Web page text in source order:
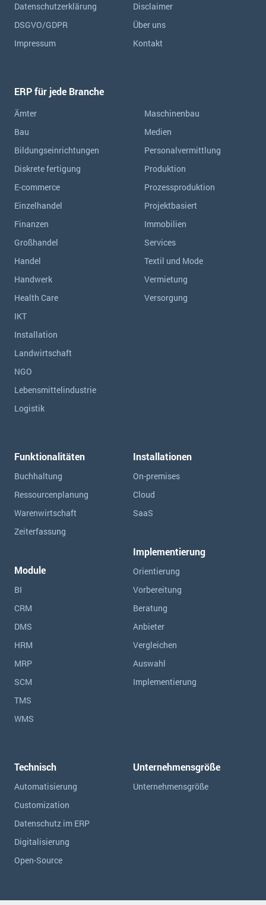
Datenschutzerklärung
Disclaimer
DSGVO/GDPR
Über uns
Impressum
Kontakt
ERP für jede Branche
Ämter
Bau
Bildungseinrichtungen
Diskrete fertigung
E-commerce
Einzelhandel
Finanzen
Großhandel
Handel
Handwerk
Health Care
IKT
Installation
Landwirtschaft
NGO
Lebensmittelindustrie
Logistik
Maschinenbau
Medien
Personalvermittlung
Produktion
Prozessproduktion
Projektbasiert
Immobilien
Services
Textil und Mode
Vermietung
Versorgung
Funktionalitäten
Buchhaltung
Ressourcen­planung
Warenwirtschaft
Zeiterfassung
Module
BI
CRM
DMS
HRM
MRP
SCM
TMS
WMS
Installationen
On-premises
Cloud
SaaS
Implementierung
Orientierung
Vorbereitung
Beratung
Anbieter
Vergleichen
Auswahl
Implementierung
Technisch
Automatisierung
Customization
Datenschutz im ERP
Digitalisierung
Open-Source
Unternehmensgröße
Unternehmensgröße